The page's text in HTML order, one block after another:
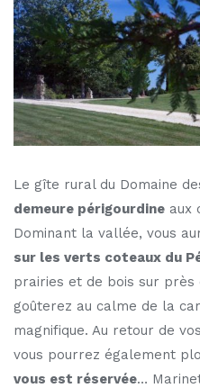
Le gîte rural du Domaine
demeure périgourdine aux
Dominant la vallée, vous
sur les verts coteaux du
prairies et de bois sur près
goûterez au calme de la
magnifique. Au retour de
vous pourrez également
vous est réservée…